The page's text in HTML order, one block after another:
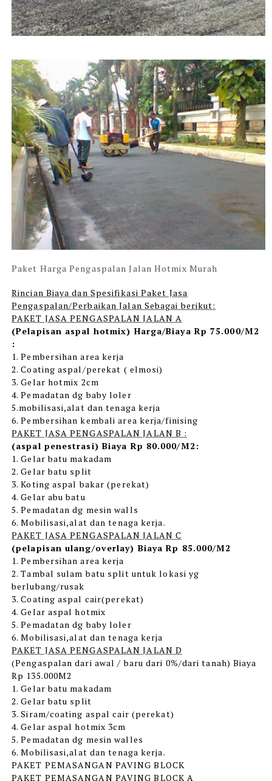
Paket Harga Pengaspalan Jalan Hotmix Murah
Rincian Biaya dan Spesifikasi Paket Jasa
Pengaspalan/Perbaikan Jalan Sebagai berikut:
PAKET JASA PENGASPALAN JALAN A
(Pelapisan aspal hotmix) Harga/Biaya Rp 75.000/M2
:
1. Pembersihan area kerja
2. Coating aspal/perekat ( elmosi)
3. Gelar hotmix 2cm
4. Pemadatan dg baby loler
5.mobilisasi,alat dan tenaga kerja
6. Pembersihan kembali area kerja/finising
PAKET JASA PENGASPALAN JALAN B :
(aspal penestrasi) Biaya Rp 80.000/M2:
1. Gelar batu makadam
2. Gelar batu split
3. Koting aspal bakar (perekat)
4. Gelar abu batu
5. Pemadatan dg mesin walls
6. Mobilisasi,alat dan tenaga kerja.
PAKET JASA PENGASPALAN JALAN C
(pelapisan ulang/overlay) Biaya Rp 85.000/M2
1. Pembersihan area kerja
2. Tambal sulam batu split untuk lokasi yg
berlubang/rusak
3. Coating aspal cair(perekat)
4. Gelar aspal hotmix
5. Pemadatan dg baby loler
6. Mobilisasi,alat dan tenaga kerja
PAKET JASA PENGASPALAN JALAN D
(Pengaspalan dari awal / baru dari 0%/dari tanah) Biaya
Rp 135.000M2
1. Gelar batu makadam
2. Gelar batu split
3. Siram/coating aspal cair (perekat)
4. Gelar aspal hotmix 3cm
5. Pemadatan dg mesin walles
6. Mobilisasi,alat dan tenaga kerja.
PAKET PEMASANGAN PAVING BLOCK
PAKET PEMASANGAN PAVING BLOCK A